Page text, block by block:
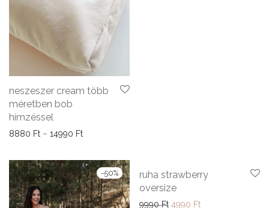
neszeszer cream több
méretben bob
hímzéssel
8880 Ft – 14990 FtÁrtartomány: 8880 Ft - 14990 Ft
-50%
ruha strawberry
oversize
9990Ft Original price was: 9990
4990 FtCurrent price is: